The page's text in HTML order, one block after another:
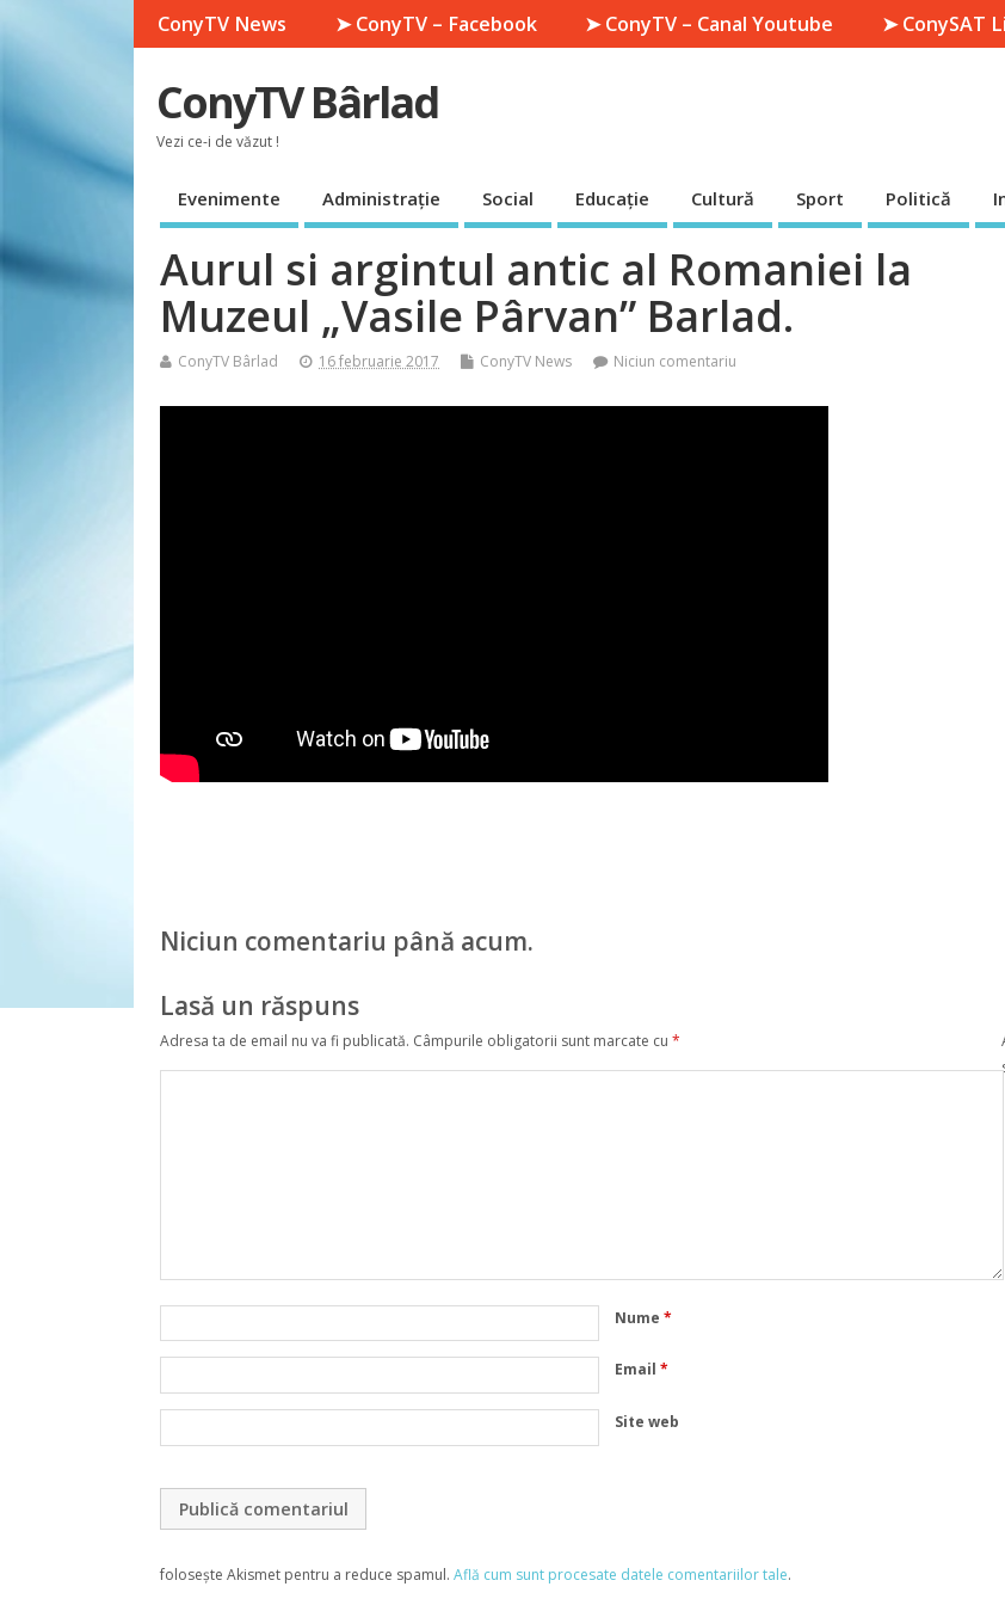
ConyTV News ➤ ConyTV – Facebook ➤ ConyTV – Canal Youtube ➤ ConySAT
ConyTV Bârlad
Vezi ce-i de văzut !
Evenimente Administrație Social Educație Cultură Sport Politică
Aurul si argintul antic al Romaniei la
Muzeul „Vasile Pârvan” Barlad.
ConyTV Bârlad 16 februarie 2017 ConyTV News Niciun comentariu
Niciun comentariu până acum.
Lasă un răspuns
Adresa ta de email nu va fi publicată. Câmpurile obligatorii sunt marcate cu*
Nume*
Email*
Site web
folosește Akismet pentru a reduce spamul.Află cum sunt procesate datele comentariilor tale.